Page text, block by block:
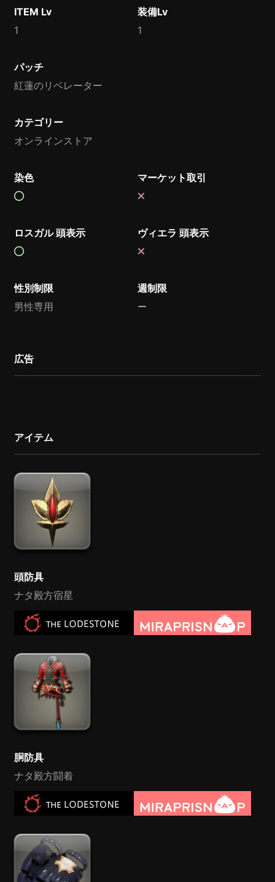
ITEM Lv
1
装備Lv
1
パッチ
紅蓮のリベレーター
カテゴリー
オンラインストア
染色 マーケット取引
ロスガル 頭表示 ヴィエラ 頭表示
性別制限
男性専用
週制限
広告
アイテム
頭防具
ナタ殿方宿星
胴防具
ナタ殿方闘着